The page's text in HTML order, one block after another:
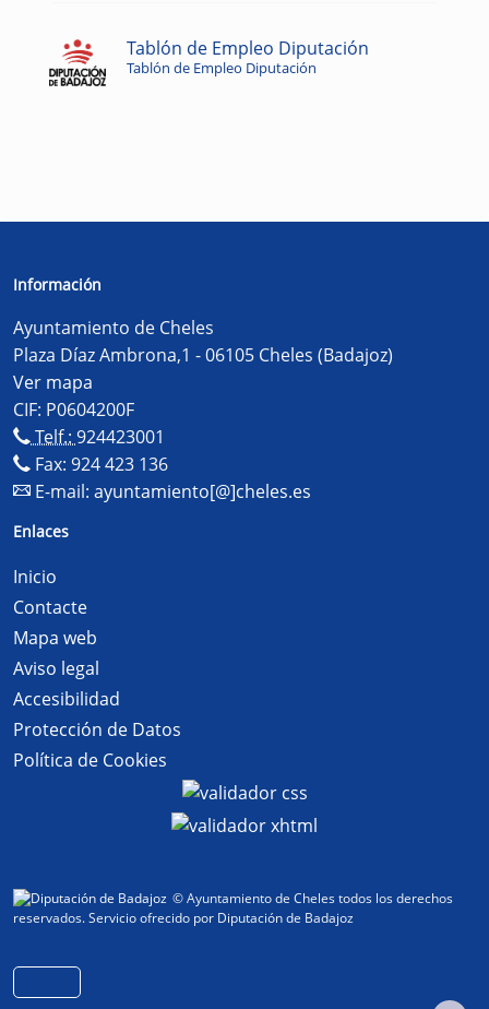
Tablón de Empleo Diputación
Tablón de Empleo Diputación
Información
Ayuntamiento de Cheles
Plaza Díaz Ambrona,1 - 06105 Cheles (Badajoz)
Ver mapa
CIF: P0604200F
Telf.: 924423001
Fax: 924 423 136
E-mail: ayuntamiento[@]cheles.es
Enlaces
Inicio
Contacte
Mapa web
Aviso legal
Accesibilidad
Protección de Datos
Política de Cookies
© Ayuntamiento de Cheles todos los derechos
reservados.Servicio ofrecido por Diputación de Badajoz